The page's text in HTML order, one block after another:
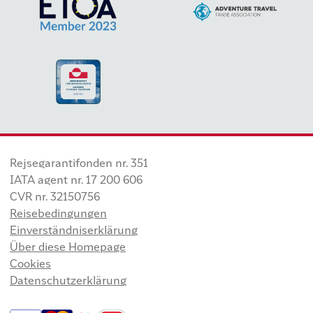
Rejsegarantifonden nr. 351
IATA agent nr. 17 200 606
CVR nr. 32150756
Reisebedingungen
Einverständniserklärung
Über diese Homepage
Cookies
Datenschutzerklärung